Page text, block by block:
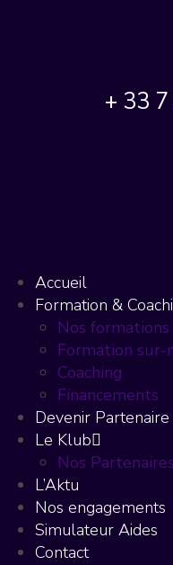
+ 33
Accueil
Formation &
Nos formations
Formation sur-
Coaching
Financements
Devenir Partenaire
Le Klub
Nos Partenaires
L’Aktu
Nos engagements
Simulateur Aides
Contact